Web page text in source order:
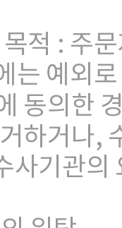
적 : 주
는 예외
동의한
하거나,
사기관의